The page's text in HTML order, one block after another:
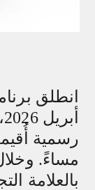
مساءً.
بالعلامة